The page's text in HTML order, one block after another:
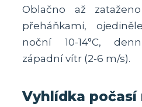
Oblačno až
přeháňkami,
noční 10-14°C,
západní vítr (2-6 m/s).
Vyhlídka počasí